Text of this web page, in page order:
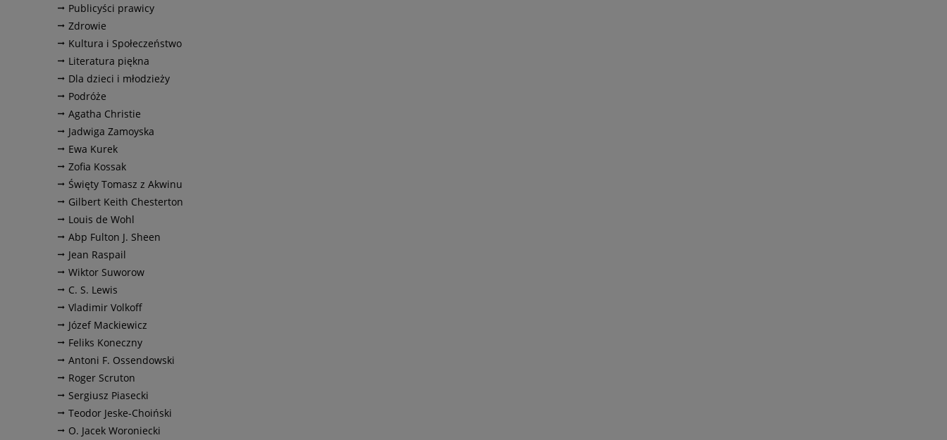
Publicyści prawicy
Zdrowie
Kultura i Społeczeństwo
Literatura piękna
Dla dzieci i młodzieży
Podróże
Agatha Christie
Jadwiga Zamoyska
Ewa Kurek
Zofia Kossak
Święty Tomasz z Akwinu
Gilbert Keith Chesterton
Louis de Wohl
Abp Fulton J. Sheen
Jean Raspail
Wiktor Suworow
C. S. Lewis
Vladimir Volkoff
Józef Mackiewicz
Feliks Koneczny
Antoni F. Ossendowski
Roger Scruton
Sergiusz Piasecki
Teodor Jeske-Choiński
O. Jacek Woroniecki